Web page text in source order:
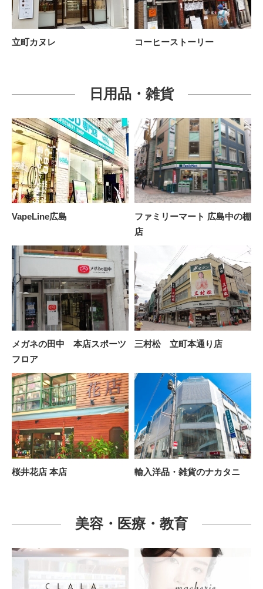
立町カヌレ コーヒーストーリー
日用品・雑貨
VapeLine広島
ファミリーマート 広島中の棚
店
メガネの田中 本店スポーツ
フロア
三村松 立町本通り店
桜井花店 本店 輸入洋品・雑貨のナカタニ
美容・医療・教育